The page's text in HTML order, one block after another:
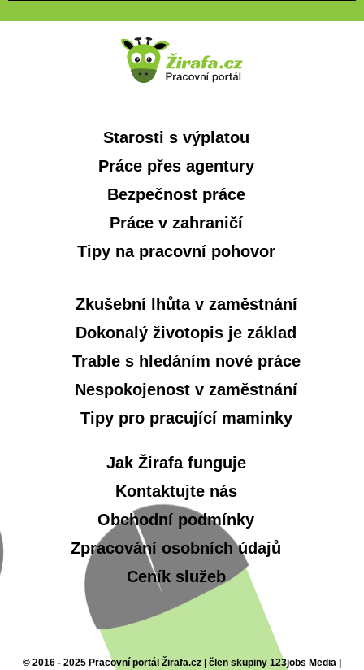
Starosti s výplatou
Práce přes agentury
Bezpečnost práce
Práce v zahraničí
Tipy na pracovní pohovor
Zkušební lhůta v zaměstnání
Dokonalý životopis je základ
Trable s hledáním nové práce
Nespokojenost v zaměstnání
Tipy pro pracující maminky
Jak Žirafa funguje
Kontaktujte nás
Obchodní podmínky
Zpracování osobních údajů
Ceník služeb
© 2016 - 2025 Pracovní portál Žirafa.cz | člen skupiny 123jobs Media |